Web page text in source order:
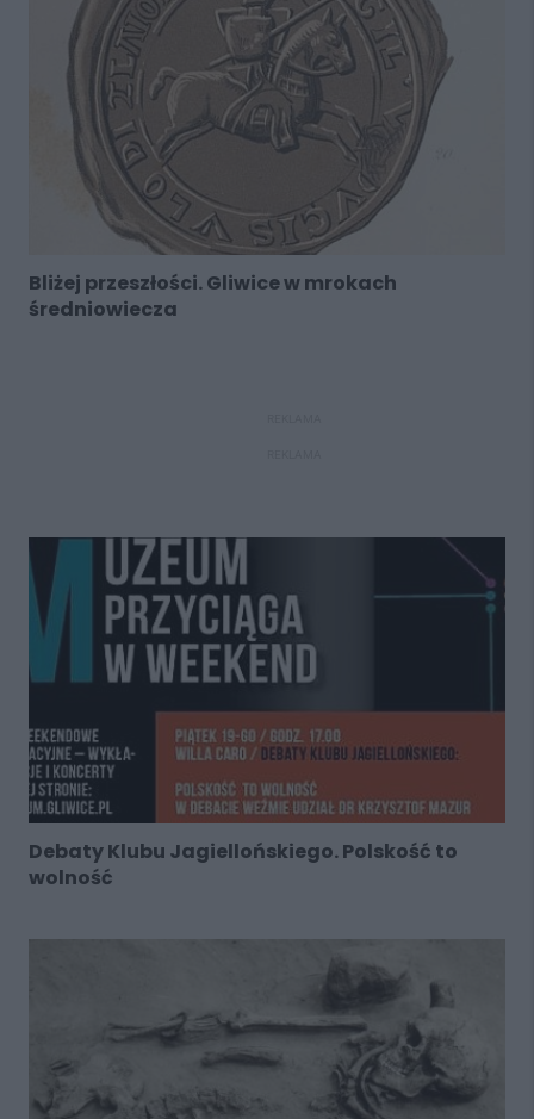
Bliżej przeszłości. Gliwice w mrokach
średniowiecza
Debaty Klubu Jagiellońskiego. Polskość to
wolność